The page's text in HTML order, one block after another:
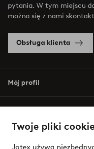
Twoje pliki
Jotex używa
pytania. W tym miejscu
można się z nami
Obsługa klienta
Mój profil